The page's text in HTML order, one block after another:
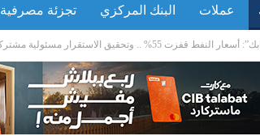
عملات البنك المركزي تجزئة مصرفية
قفزت 55% .. وتحقيق الاستقرار مسئولية مشتركة